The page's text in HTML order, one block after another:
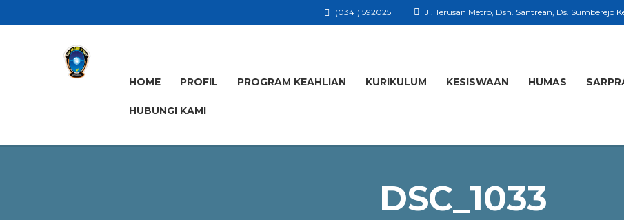
Jl. Terusan Metro, Dsn. Santrean, Ds. Sumberejo
(0341) 592025
HOME PROFIL PROGRAM KEAHLIAN KURIKULUM KESISWAAN HUMAS
HUBUNGI KAMI
DSC_1033